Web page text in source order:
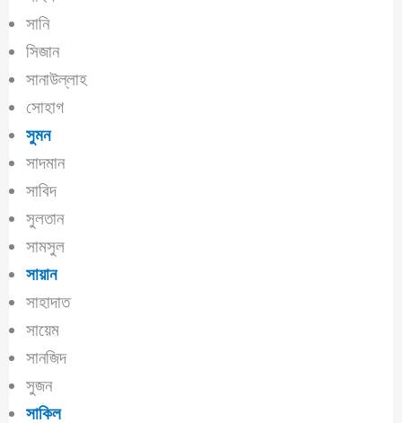
সানি
সিজান
সানাউল্লাহ
সোহাগ
সুমন
সাদমান
সাবিদ
সুলতান
সামসুল
সায়ান
সাহাদাত
সায়েম
সানজিদ
সুজন
সাকিল